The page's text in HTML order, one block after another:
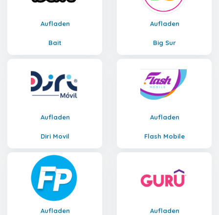
Aufladen
Bait
Aufladen
Big Sur
Aufladen
Diri Movil
Aufladen
Flash Mobile
Aufladen Aufladen